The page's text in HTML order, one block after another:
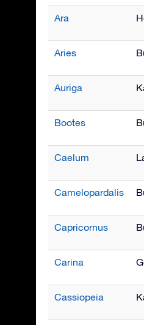
Ara
Aries
Auriga
Bootes
Caelum
Camelopardalis
Capricornus
Carina
Cassiopeia